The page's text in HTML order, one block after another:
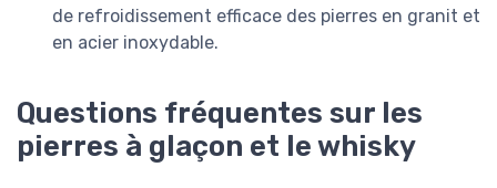
de refroidissement efficace des pierres en granit et
en acier inoxydable.
Questions fréquentes sur les
pierres à glaçon et le whisky